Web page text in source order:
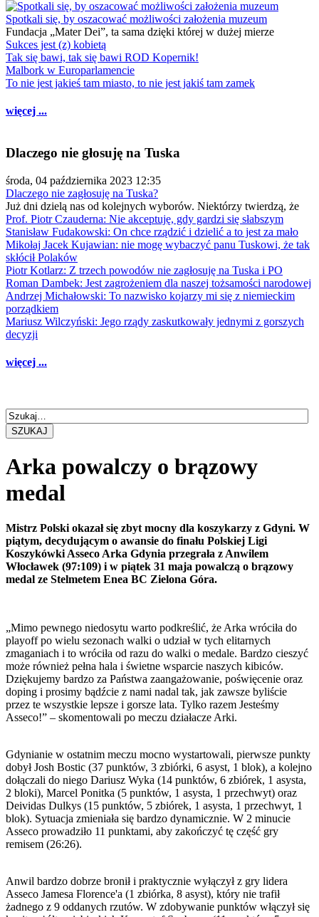
Spotkali się, by oszacować możliwości założenia muzeum
Fundacja „Mater Dei”, ta sama dzięki której w dużej mierze
Sukces jest (z) kobietą
Tak się bawi, tak się bawi ROD Kopernik!
Malbork w Europarlamencie
To nie jest jakieś tam miasto, to nie jest jakiś tam zamek
więcej ...
Dlaczego nie głosuję na Tuska
środa, 04 października 2023 12:35
Dlaczego nie zagłosuję na Tuska?
Już dni dzielą nas od kolejnych wyborów. Niektórzy twierdzą, że
Prof. Piotr Czauderna: Nie akceptuję, gdy gardzi się słabszym
Stanisław Fudakowski: On chce rządzić i dzielić a to jest za mało
Mikołaj Jacek Kujawian: nie mogę wybaczyć panu Tuskowi, że tak
skłócił Polaków
Piotr Kotlarz: Z trzech powodów nie zagłosuję na Tuska i PO
Roman Dambek: Jest zagrożeniem dla naszej tożsamości narodowej
Andrzej Michałowski: To nazwisko kojarzy mi się z niemieckim
porządkiem
Mariusz Wilczyński: Jego rządy zaskutkowały jednymi z gorszych
decyzji
więcej ...
SZUKAJ
Arka powalczy o brązowy
medal
Mistrz Polski okazał się zbyt mocny dla koszykarzy z Gdyni. W
piątym, decydującym o awansie do finału Polskiej Ligi
Koszykówki Asseco Arka Gdynia przegrała z Anwilem
Włocławek (97:109) i w piątek 31 maja powalczą o brązowy
medal ze Stelmetem Enea BC Zielona Góra.
„Mimo pewnego niedosytu warto podkreślić, że Arka wróciła do
playoff po wielu sezonach walki o udział w tych elitarnych
zmaganiach i to wróciła od razu do walki o medale. Bardzo cieszyć
może również pełna hala i świetne wsparcie naszych kibiców.
Dziękujemy bardzo za Państwa zaangażowanie, poświęcenie oraz
doping i prosimy bądźcie z nami nadal tak, jak zawsze byliście
przez te wszystkie lepsze i gorsze lata. Tylko razem Jesteśmy
Asseco!” – skomentowali po meczu działacze Arki.
Gdynianie w ostatnim meczu mocno wystartowali, pierwsze punkty
dobył Josh Bostic (37 punktów, 3 zbiórki, 6 asyst, 1 blok), a kolejno
dołączali do niego Dariusz Wyka (14 punktów, 6 zbiórek, 1 asysta,
2 bloki), Marcel Ponitka (5 punktów, 1 asysta, 1 przechwyt) oraz
Deividas Dulkys (15 punktów, 5 zbiórek, 1 asysta, 1 przechwyt, 1
blok). Sytuacja zmieniała się bardzo dynamicznie. W 2 minucie
Asseco prowadziło 11 punktami, aby zakończyć tę część gry
remisem (26:26).
Anwil bardzo dobrze bronił i praktycznie wyłączył z gry lidera
Asseco Jamesa Florence'a (1 zbiórka, 8 asyst), który nie trafił
żadnego z 9 oddanych rzutów. W zdobywanie punktów włączył się